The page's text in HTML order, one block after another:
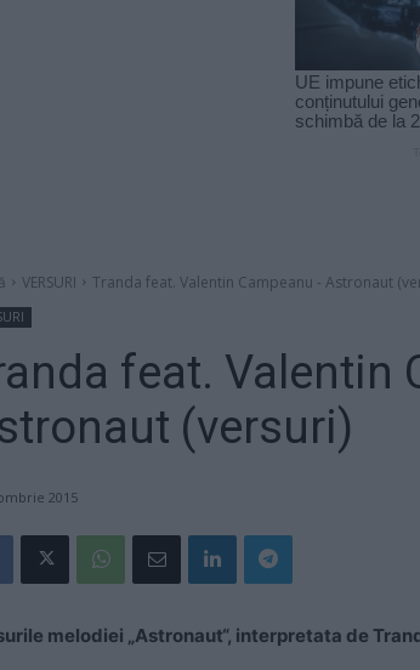
VERSURI Tranda feat. Valentin Campeanu - Astronaut
feat. Valentin
(versuri)
2015
melodiei „Astronaut“, interpretata de